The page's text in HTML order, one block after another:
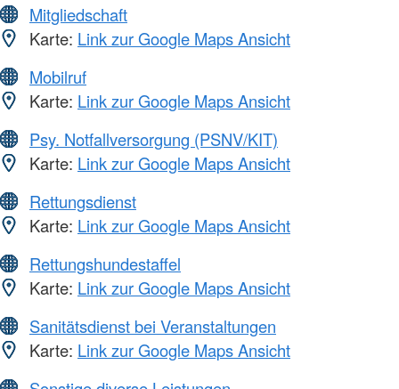
Mitgliedschaft
Karte: Link zur Google Maps Ansicht
Mobilruf
Karte: Link zur Google Maps Ansicht
Psy. Notfallversorgung (PSNV/KIT)
Karte: Link zur Google Maps Ansicht
Rettungsdienst
Karte: Link zur Google Maps Ansicht
Rettungshundestaffel
Karte: Link zur Google Maps Ansicht
Sanitätsdienst bei Veranstaltungen
Karte: Link zur Google Maps Ansicht